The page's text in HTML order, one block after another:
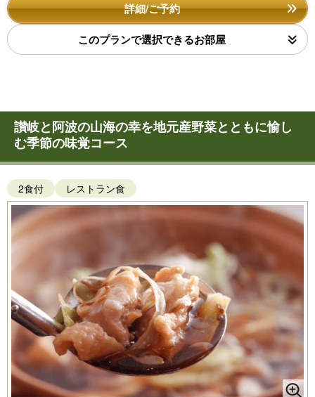
詳細/ご予約
このプランで選択できるお部屋
讃岐と阿波の山海の幸を地元産野菜とともに愉し
む季節の味覚コース
2食付 レストラン食